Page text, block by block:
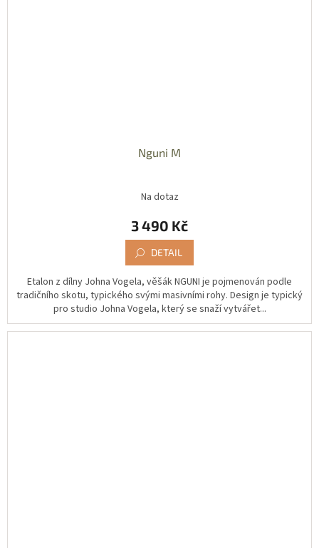
Nguni M
Na dotaz
3 490 Kč
DETAIL
Etalon z dílny Johna Vogela, věšák NGUNI je pojmenován podle
tradičního skotu, typického svými masivními rohy. Design je typický
pro studio Johna Vogela, který se snaží vytvářet...